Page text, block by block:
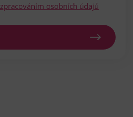
zpracováním osobních údajů